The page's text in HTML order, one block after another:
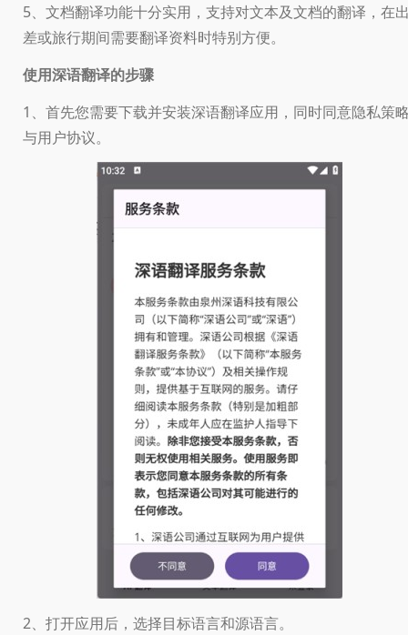
5、文档翻译功能十分实用，支持对文本及文档的翻译，在
差或旅行期间需要翻译资料时特别方便。
使用深语翻译的步骤
1、首先您需要下载并安装深语翻译应用，同时同意隐私策
与用户协议。
2、打开应用后，选择目标语言和源语言。